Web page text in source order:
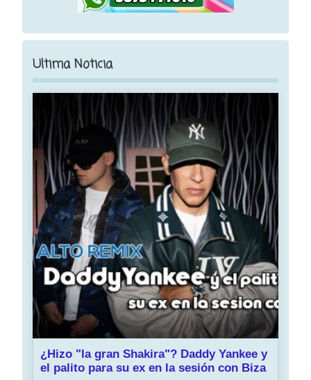
Ultima Noticia
¿Hizo "la gran Shakira"? Daddy Yankee y
el palito para su ex en la sesión con Biza